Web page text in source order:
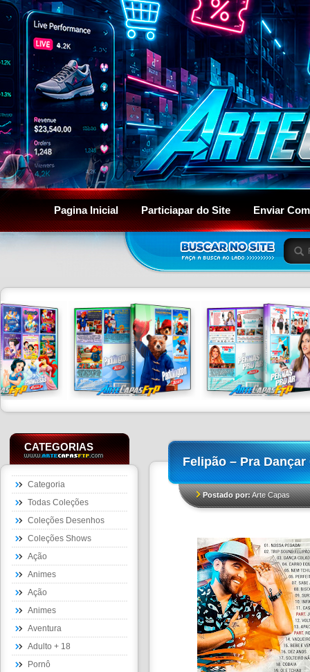
Pagina Inicial Particiapar do Site Enviar
CATEGORIAS
Categoria
Todas Coleções
Coleções Desenhos
Coleções Shows
Ação
Animes
Ação
Animes
Aventura
Adulto + 18
Pornô
Felipão – Pra Dançar
Postado por:Arte Capas